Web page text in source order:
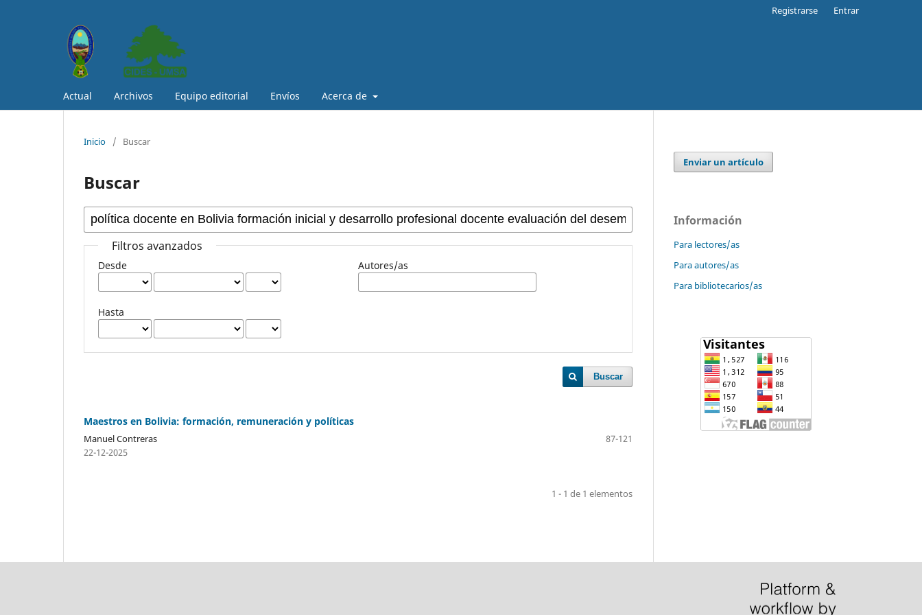
Actual Archivos Equipo editorial Envíos Acerca de
Registrarse Entrar
Inicio / Buscar
Buscar
Filtros avanzados
Desde
Hasta
Autores/as
Buscar
Maestros en Bolivia: formación, remuneración y políticas
Manuel Contreras
87-121
22-12-2025
1 - 1 de 1 elementos
Enviar un artículo
Información
Para lectores/as
Para autores/as
Para bibliotecarios/as